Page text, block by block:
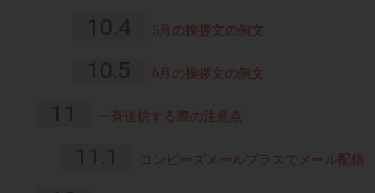
5月の挨拶文の例文
6月の挨拶文の例文
一斉送信する際の注意点
コンビーズメールプラスでメール配信